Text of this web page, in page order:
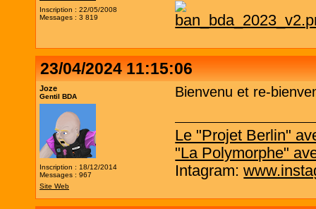
Inscription : 22/05/2008
Messages : 3 819
23/04/2024 11:15:06
Joze
Gentil BDA
Inscription : 18/12/2014
Messages : 967
Site Web
Bienvenu et re-
Le "Projet Berlin"
"La Polymorphe"
Intagram: